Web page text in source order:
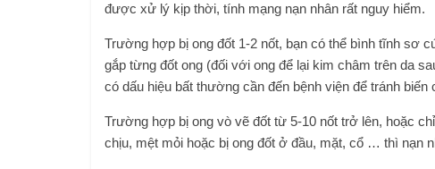
được xử lý kịp thời, tính mạng nạn nhân rất nguy hiểm.
Trường hợp bị ong đốt 1-2 nốt, bạn có thể bình tĩnh sơ
gắp từng đốt ong (đối với ong để lại kim châm trên da
có dấu hiệu bất thường cần đến bệnh viện để tránh biến
Trường hợp bị ong vò vẽ đốt từ 5-10 nốt trở lên, hoặc
chịu, mệt mỏi hoặc bị ong đốt ở đầu, mặt, cổ … thì nạn